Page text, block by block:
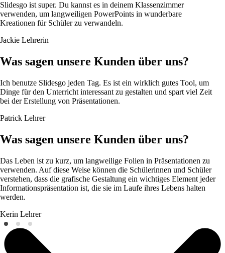
Slidesgo ist super. Du kannst es in deinem Klassenzimmer
verwenden, um langweiligen PowerPoints in wunderbare
Kreationen für Schüler zu verwandeln.
Jackie Lehrerin
Was sagen unsere Kunden über uns?
Ich benutze Slidesgo jeden Tag. Es ist ein wirklich gutes Tool, um
Dinge für den Unterricht interessant zu gestalten und spart viel Zeit
bei der Erstellung von Präsentationen.
Patrick Lehrer
Was sagen unsere Kunden über uns?
Das Leben ist zu kurz, um langweilige Folien in Präsentationen zu
verwenden. Auf diese Weise können die Schülerinnen und Schüler
verstehen, dass die grafische Gestaltung ein wichtiges Element jeder
Informationspräsentation ist, die sie im Laufe ihres Lebens halten
werden.
Kerin Lehrer